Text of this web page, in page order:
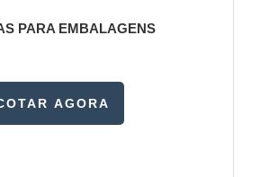
PARA EMBALAGENS
AGORA